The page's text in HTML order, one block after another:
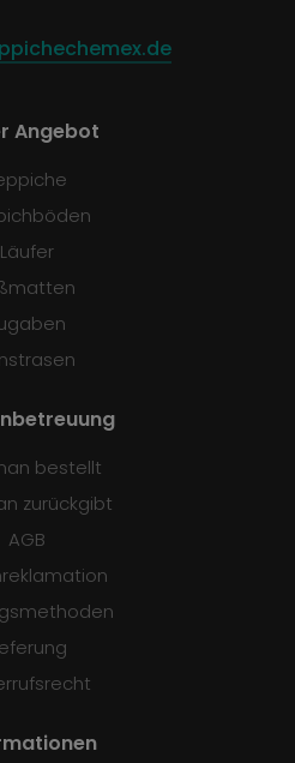
Angebot
Läufer
bestellt
zurückgibt
AGB